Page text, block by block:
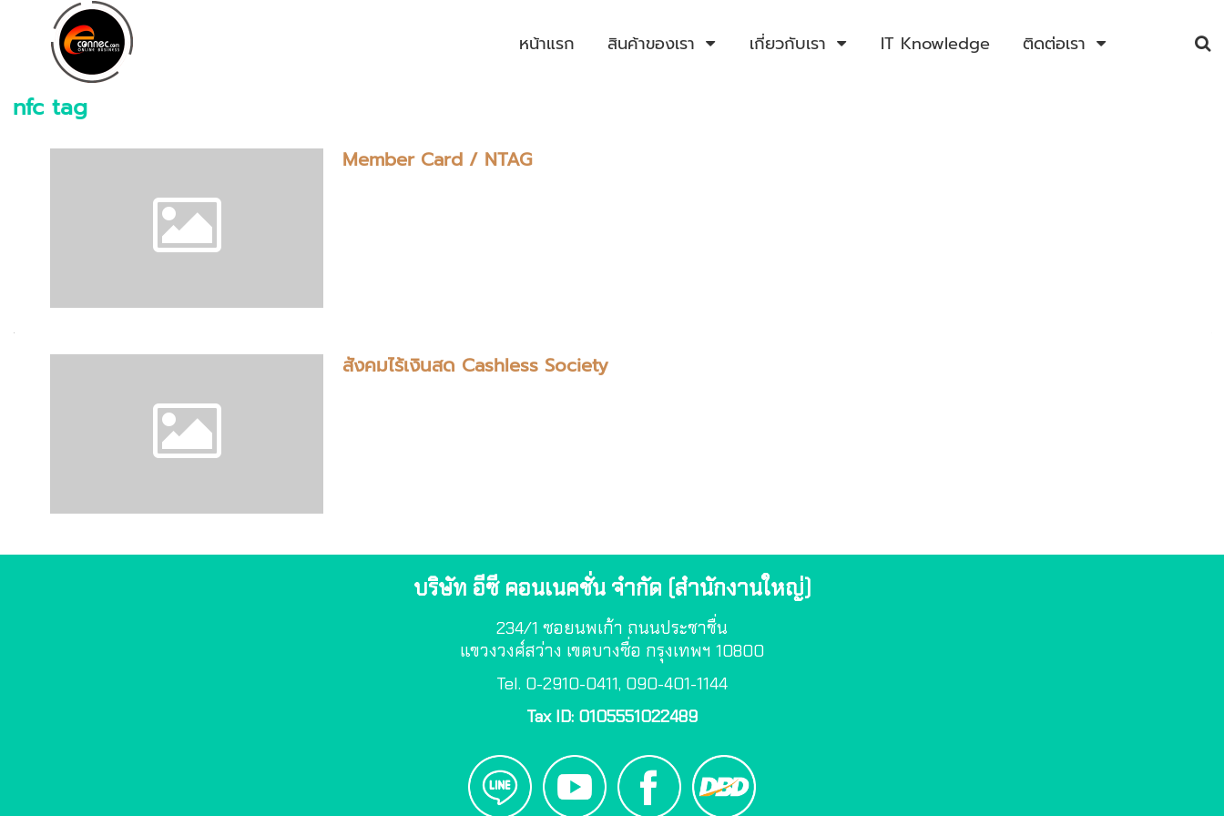
หน้าแรก สินค้าของเรา เกี่ยวกับเรา IT Knowledge ติดต่อเรา
nfc tag
Member Card / NTAG
สังคมไร้เงินสด Cashless Society
บริษัท อีซี คอนเนคชั่น จำกัด (สำนักงานใหญ่)
234/1 ซอยนพเก้า ถนนประชาชื่น
แขวงวงศ์สว่าง เขตบางซื่อ กรุงเทพฯ 10800
Tel. 0-2910-0411, 090-401-1144
Tax ID: 0105551022489